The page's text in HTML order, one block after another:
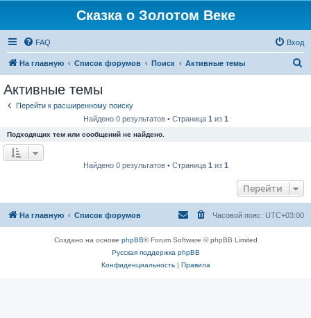
Сказка о Золотом Веке
FAQ Вход
На главную Список форумов Поиск Активные темы
Активные темы
Перейти к расширенному поиску
Найдено 0 результатов • Страница 1 из 1
Подходящих тем или сообщений не найдено.
Найдено 0 результатов • Страница 1 из 1
Перейти
На главную Список форумов Часовой пояс: UTC+03:00
Создано на основе phpBB® Forum Software © phpBB Limited
Русская поддержка phpBB
Конфиденциальность| Правила